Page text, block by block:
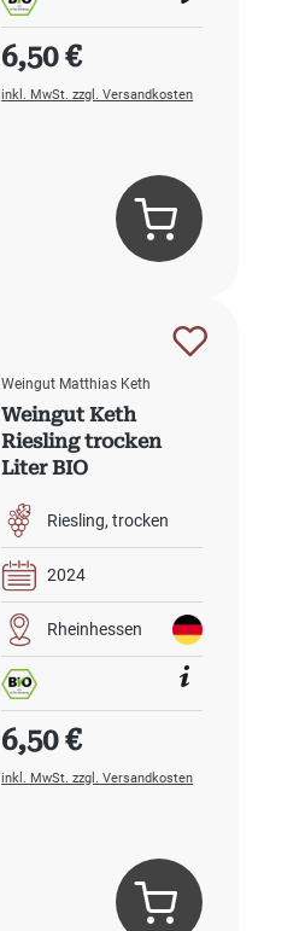
Regulärer Preis:
6,50 €
inkl. MwSt. zzgl. Versandkosten
Weingut Matthias Keth
Weingut Keth
Riesling trocken
Liter BIO
Riesling trocken
2024
Rheinhessen
Regulärer Preis:
6,50 €
inkl. MwSt. zzgl. Versandkosten